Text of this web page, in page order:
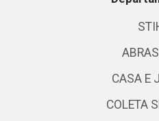
CASA E
COLETA